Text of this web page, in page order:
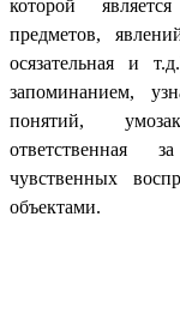
которой
предметов,
осязательная и
запоминанием,
понятий,
ответственная
чувственных
объектами.